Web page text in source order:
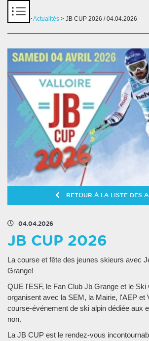
>Actualités > JB CUP 2026 / 04.04.2026
RETOUR À LA LISTE DES
04.04.2026
JB CUP 2026
La course et fête des jeunes skieurs avec
Grange!
QUE l'ESF, le Fan Club Jb Grange et le Ski
organisent avec la SEM, la Mairie, l'AEP et
course-événement de ski alpin dédiée aux
non.
La JB CUP est le rendez-vous